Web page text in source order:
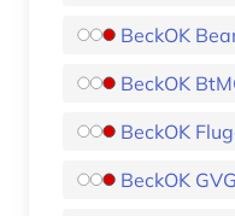
BeckOK
BeckOK
BeckOK
BeckOK GVG